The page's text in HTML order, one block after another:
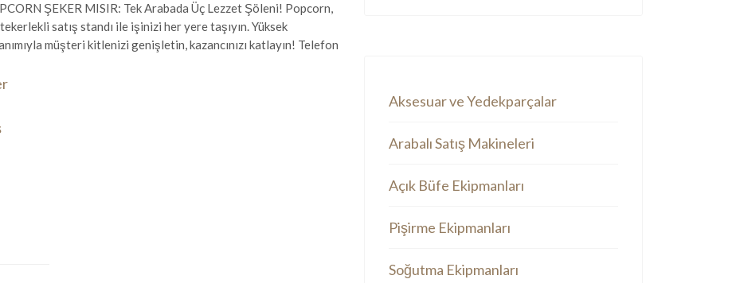
ŞEKER MISIR: Tek Arabada Üç Lezzet Şöleni! Popcorn,
satış standı ile işinizi her yere taşıyın. Yüksek
müşteri kitlenizi genişletin, kazancınızı katlayın! Telefon
Aksesuar ve Yedekparçalar
Arabalı Satış Makineleri
Açık Büfe Ekipmanları
Pişirme Ekipmanları
Soğutma Ekipmanları